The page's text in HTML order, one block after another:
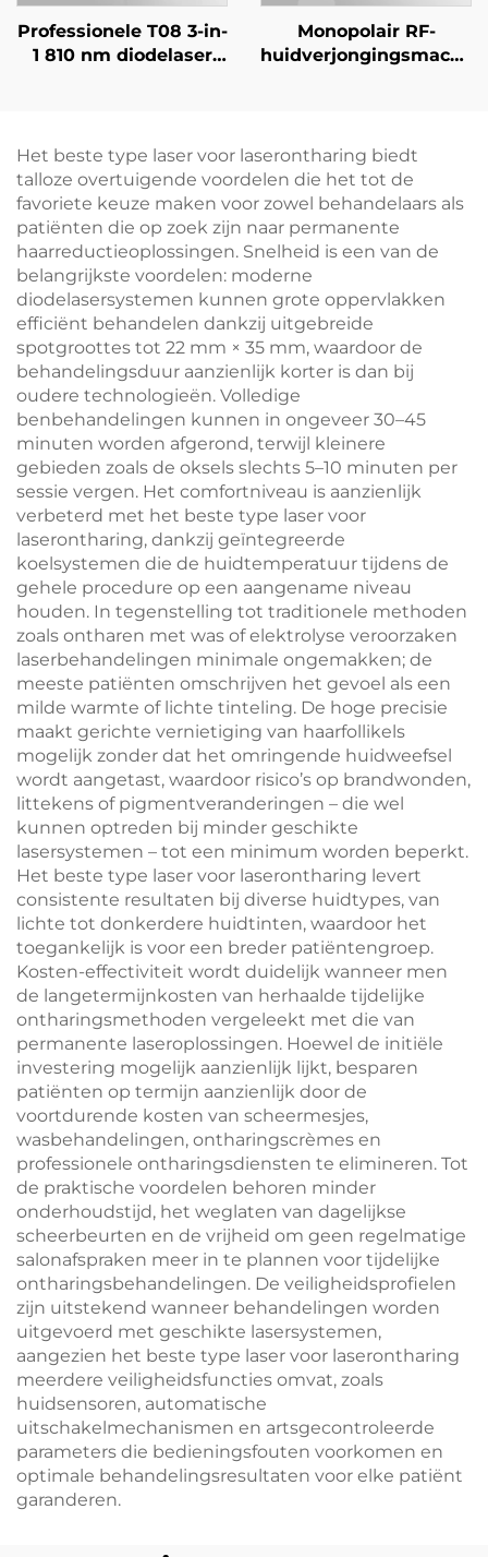
Professionele T08 3-in-
1 810 nm diodelaser
voor gezicht, lichaam
en
schoonheidssalonapparatuur,
aanpasbaar op 755,
808 en 1064 nm
Monopolair RF-
rimpelverwijdering
Het beste type laser voor laserontharing biedt
talloze overtuigende voordelen die het tot de
favoriete keuze maken voor zowel behandelaars als
patiënten die op zoek zijn naar permanente
haarreductieoplossingen. Snelheid is een van de
belangrijkste voordelen: moderne
diodelasersystemen kunnen grote oppervlakken
efficiënt behandelen dankzij uitgebreide
spotgroottes tot 22 mm × 35 mm, waardoor de
behandelingsduur aanzienlijk korter is dan bij
oudere technologieën. Volledige
benbehandelingen kunnen in ongeveer 30–45
minuten worden afgerond, terwijl kleinere
gebieden zoals de oksels slechts 5–10 minuten per
sessie vergen. Het comfortniveau is aanzienlijk
verbeterd met het beste type laser voor
laserontharing, dankzij geïntegreerde
koelsystemen die de huidtemperatuur tijdens de
gehele procedure op een aangename niveau
houden. In tegenstelling tot traditionele methoden
zoals ontharen met was of elektrolyse veroorzaken
laserbehandelingen minimale ongemakken; de
meeste patiënten omschrijven het gevoel als een
milde warmte of lichte tinteling. De hoge precisie
maakt gerichte vernietiging van haarfollikels
mogelijk zonder dat het omringende huidweefsel
wordt aangetast, waardoor risico’s op brandwonden,
littekens of pigmentveranderingen – die wel
kunnen optreden bij minder geschikte
lasersystemen – tot een minimum worden beperkt.
Het beste type laser voor laserontharing levert
consistente resultaten bij diverse huidtypes, van
lichte tot donkerdere huidtinten, waardoor het
toegankelijk is voor een breder patiëntengroep.
Kosten-effectiviteit wordt duidelijk wanneer men
de langetermijnkosten van herhaalde tijdelijke
ontharingsmethoden vergeleekt met die van
permanente laseroplossingen. Hoewel de initiële
investering mogelijk aanzienlijk lijkt, besparen
patiënten op termijn aanzienlijk door de
voortdurende kosten van scheermesjes,
wasbehandelingen, ontharingscrèmes en
professionele ontharingsdiensten te elimineren. Tot
de praktische voordelen behoren minder
onderhoudstijd, het weglaten van dagelijkse
scheerbeurten en de vrijheid om geen regelmatige
salonafspraken meer in te plannen voor tijdelijke
ontharingsbehandelingen. De veiligheidsprofielen
zijn uitstekend wanneer behandelingen worden
uitgevoerd met geschikte lasersystemen,
aangezien het beste type laser voor laserontharing
meerdere veiligheidsfuncties omvat, zoals
huidsensoren, automatische
uitschakelmechanismen en artsgecontroleerde
parameters die bedieningsfouten voorkomen en
optimale behandelingsresultaten voor elke patiënt
garanderen.